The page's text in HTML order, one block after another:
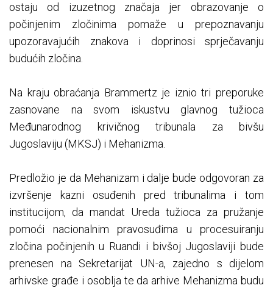
ostaju od izuzetnog značaja jer obrazovanje o
počinjenim zločinima pomaže u prepoznavanju
upozoravajućih znakova i doprinosi sprječavanju
budućih zločina.
Na kraju obraćanja Brammertz je iznio tri preporuke
zasnovane na svom iskustvu glavnog tužioca
Međunarodnog krivičnog tribunala za bivšu
Jugoslaviju (MKSJ) i Mehanizma.
Predložio je da Mehanizam i dalje bude odgovoran za
izvršenje kazni osuđenih pred tribunalima i tom
institucijom, da mandat Ureda tužioca za pružanje
pomoći nacionalnim pravosuđima u procesuiranju
zločina počinjenih u Ruandi i bivšoj Jugoslaviji bude
prenesen na Sekretarijat UN-a, zajedno s dijelom
arhivske građe i osoblja te da arhive Mehanizma budu